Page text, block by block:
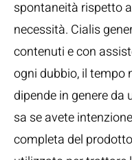
spontaneità rispetto
necessità. Cialis
contenuti e con
ogni dubbio, il tempo
dipende in genere da
sa se avete
completa del